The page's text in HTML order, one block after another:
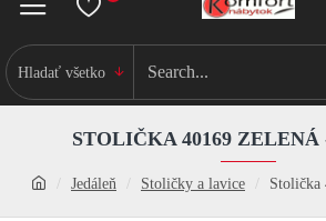
Hladať všetko
Jedáleň Stoličky a lavice Stolička
STOLIČKA 40169 ZELENÁ